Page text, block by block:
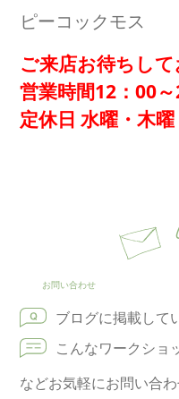
ピーコックモス
ご来店お待ちして
営業時間12：00
定休日 水曜・木曜
お問い合わせ
ブログに掲載して
こんなワークショ
などお気軽にお問い合わ